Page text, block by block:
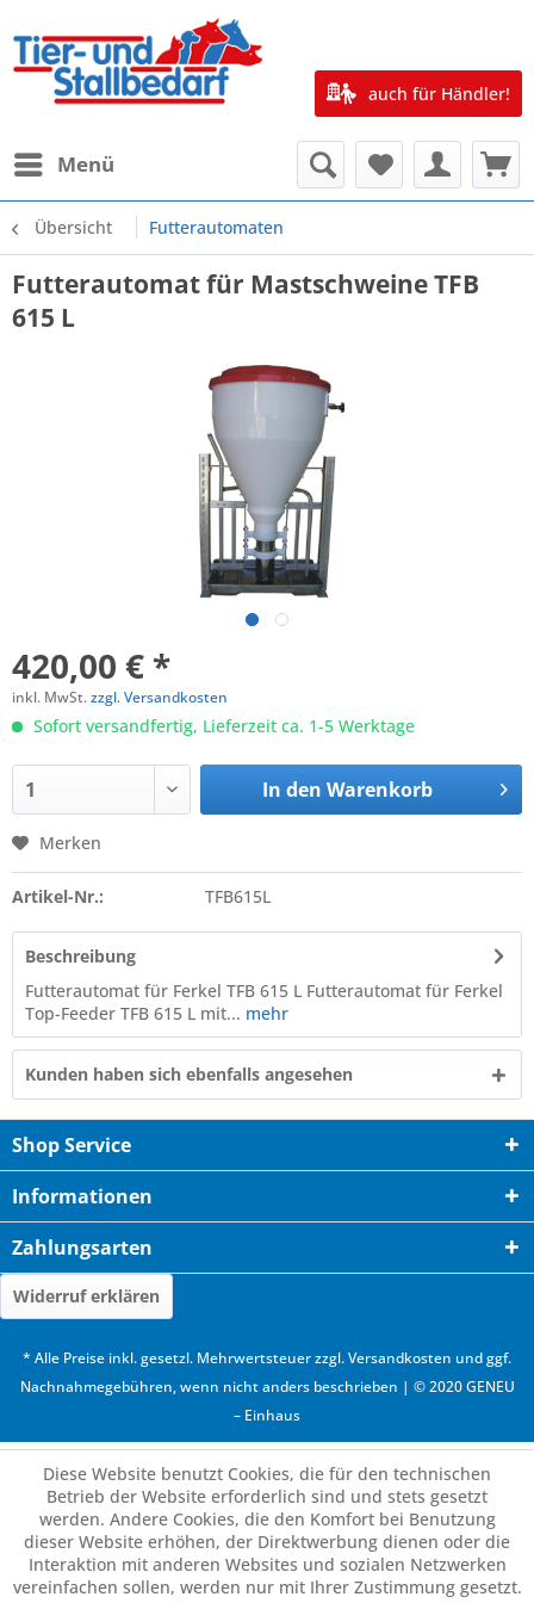
Menü
auch für Händler!
Übersicht Futterautomaten
Futterautomat für Mastschweine TFB
615 L
420,00 € *
inkl. MwSt.zzgl. Versandkosten
Sofort versandfertig, Lieferzeit ca. 1-5 Werktage
In den Warenkorb
Merken
Artikel-Nr.: TFB615L
Beschreibung
Futterautomat für Ferkel TFB 615 L Futterautomat für Ferkel
Top-Feeder TFB 615 L mit... mehr
Kunden haben sich ebenfalls angesehen
Shop Service
Informationen
Zahlungsarten
Widerruf erklären
* Alle Preise inkl. gesetzl. Mehrwertsteuer zzgl.Versandkosten und ggf.
Nachnahmegebühren, wenn nicht anders beschrieben | © 2020 GENEU
– Einhaus
Diese Website benutzt Cookies, die für den technischen
Betrieb der Website erforderlich sind und stets gesetzt
werden. Andere Cookies, die den Komfort bei Benutzung
dieser Website erhöhen, der Direktwerbung dienen oder die
Interaktion mit anderen Websites und sozialen Netzwerken
vereinfachen sollen, werden nur mit Ihrer Zustimmung gesetzt.